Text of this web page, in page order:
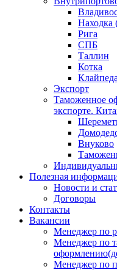
Находка
Рига
СПБ
Таллин
Котка
Клайпеда
Экспорт
Таможенное
экспорте.
Внуково
Полезная
Новости и
Договоры
Контакты
Вакансии
Менеджер по
Менеджер по
Менеджер по